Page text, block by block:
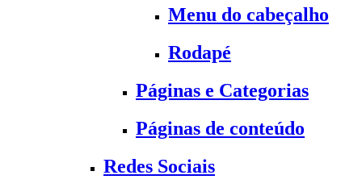
Menu do cabeçalho
Rodapé
Páginas e Categorias
Páginas de conteúdo
Redes Sociais